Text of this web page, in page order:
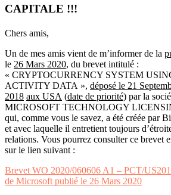
CAPITALE !!!
Chers amis,
Un de mes amis vient de m’informer de la
le 26 Mars 2020, du brevet intitulé :
« CRYPTOCURRENCY SYSTEM
ACTIVITY DATA », déposé le 21
2018 aux USA (date de priorité) par la
MICROSOFT TECHNOLOGY
qui, comme vous le savez, a été créée par
et avec laquelle il entretient toujours
relations. Vous pourrez consulter ce brevet
sur le lien suivant :
Brevet WO 2020/060606 A1 – PCT/
de Microsoft publié le 26 Mars 2020